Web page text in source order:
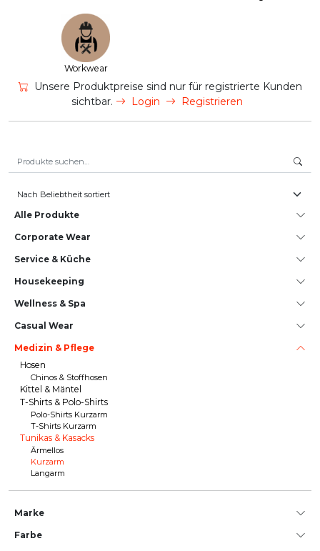
Workwear
Unsere Produktpreise sind nur für registrierte Kunden
sichtbar.
Login Registrieren
Alle Produkte
Corporate Wear
Service & Küche
House­keeping
Wellness & Spa
Casual Wear
Medizin & Pflege
Hosen
Chinos & Stoffhosen
Kittel & Mäntel
T-Shirts & Polo-Shirts
Polo-Shirts Kurzarm
T-Shirts Kurzarm
Tunikas & Kasacks
Ärmellos
Kurzarm
Langarm
Marke
Farbe